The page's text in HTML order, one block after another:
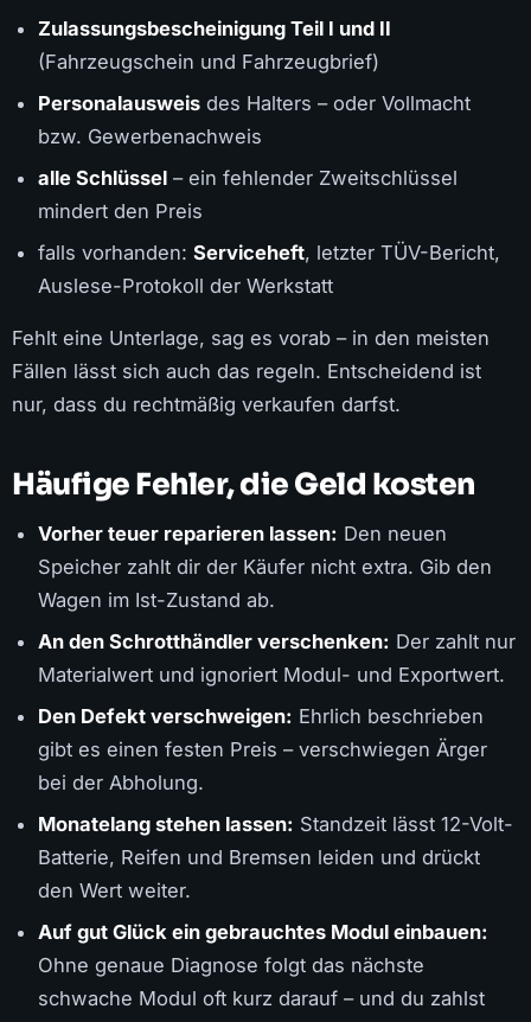
Zulassungsbescheinigung Teil I und II
(Fahrzeugschein und Fahrzeugbrief)
Personalausweis des Halters – oder Vollmacht
bzw. Gewerbenachweis
alle Schlüssel – ein fehlender Zweitschlüssel
mindert den Preis
falls vorhanden: Serviceheft, letzter TÜV-Bericht,
Auslese-Protokoll der Werkstatt
Fehlt eine Unterlage, sag es vorab – in den meisten
Fällen lässt sich auch das regeln. Entscheidend ist
nur, dass du rechtmäßig verkaufen darfst.
Häufige Fehler, die Geld kosten
Vorher teuer reparieren lassen: Den neuen
Speicher zahlt dir der Käufer nicht extra. Gib den
Wagen im Ist-Zustand ab.
An den Schrotthändler verschenken: Der zahlt nur
Materialwert und ignoriert Modul- und Exportwert.
Den Defekt verschweigen: Ehrlich beschrieben
gibt es einen festen Preis – verschwiegen Ärger
bei der Abholung.
Monatelang stehen lassen: Standzeit lässt 12-Volt-
Batterie, Reifen und Bremsen leiden und drückt
den Wert weiter.
Auf gut Glück ein gebrauchtes Modul einbauen:
Ohne genaue Diagnose folgt das nächste
schwache Modul oft kurz darauf – und du zahlst